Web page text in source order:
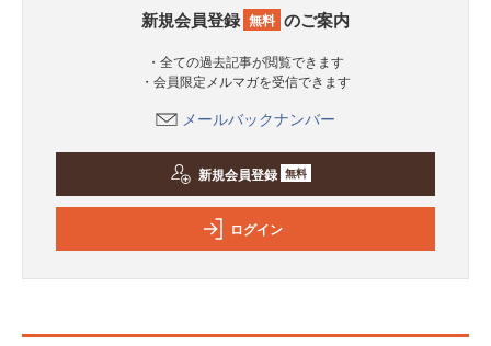
新規会員登録 無料 のご案内
・全ての過去記事が閲覧できます
・会員限定メルマガを受信できます
メールバックナンバー
新規会員登録 無料
ログイン